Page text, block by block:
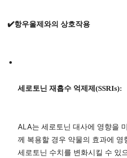
✔️항우울제와의 상호작용
세로토닌 재흡수 억제제(SSRIs):
ALA는 세로토닌 대사에 영향을
께 복용할 경우 약물의 효과에 영
세로토닌 수치를 변화시킬 수 있